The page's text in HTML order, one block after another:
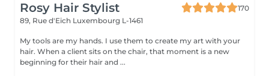
Rosy Hair Stylist
170
89, Rue d'Eich Luxembourg L-1461
My tools are my hands. I use them to create my art with your
hair. When a client sits on the chair, that moment is a new
beginning for their hair and ...